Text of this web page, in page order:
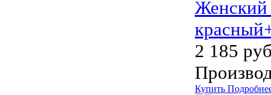
Женский
2 185
Купить